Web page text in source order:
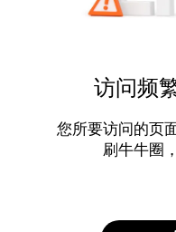
访问频
您所要访问的页
刷牛牛圈